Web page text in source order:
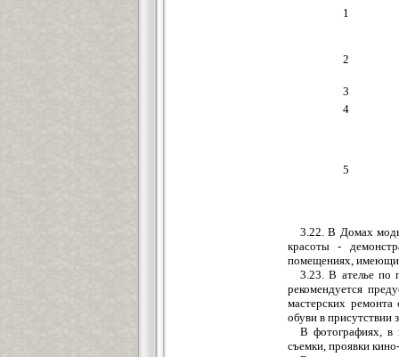
1
2
3
4
5
3.22. В Домах
красоты -
помещениях,
3.23. В ателье по
рекомендуется
мастерских
обуви в присутствии
В фотографиях, в
съемки, проявки